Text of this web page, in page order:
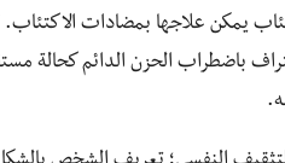
يمكن علاجها بمضادات
باضطراب الحزن الدائم كحالة